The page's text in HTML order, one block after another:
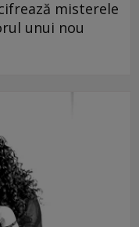
misterele
unui nou